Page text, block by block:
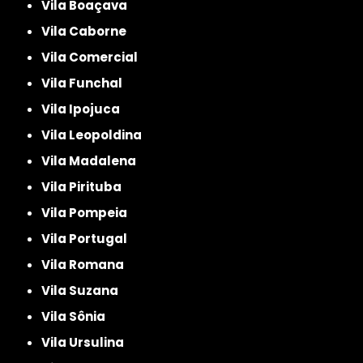
Vila Boaçava
Vila Caborne
Vila Comercial
Vila Funchal
Vila Ipojuca
Vila Leopoldina
Vila Madalena
Vila Pirituba
Vila Pompeia
Vila Portugal
Vila Romana
Vila Suzana
Vila Sônia
Vila Ursulina